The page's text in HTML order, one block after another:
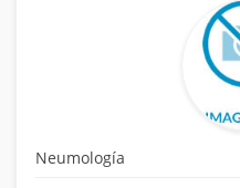
Neumología